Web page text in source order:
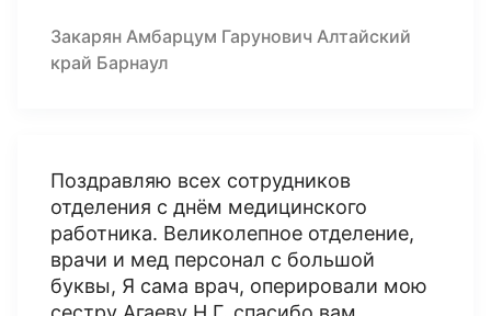
Закарян Амбарцум Гарунович Алтайский
край Барнаул
Поздравляю всех сотрудников
отделения с днём медицинского
работника. Великолепное отделение,
врачи и мед персонал с большой
буквы, Я сама врач, оперировали мою